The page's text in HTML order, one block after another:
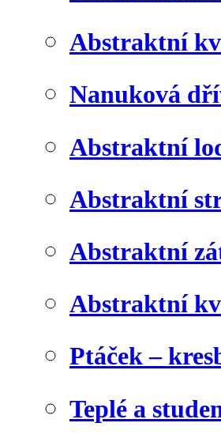
Abstraktní
Nanuková
Abstraktní
Abstraktní
Abstraktní
Abstraktní
Ptáček –
Teplé a